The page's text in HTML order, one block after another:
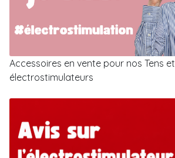
Accessoires en vente pour nos Tens et
électrostimulateurs